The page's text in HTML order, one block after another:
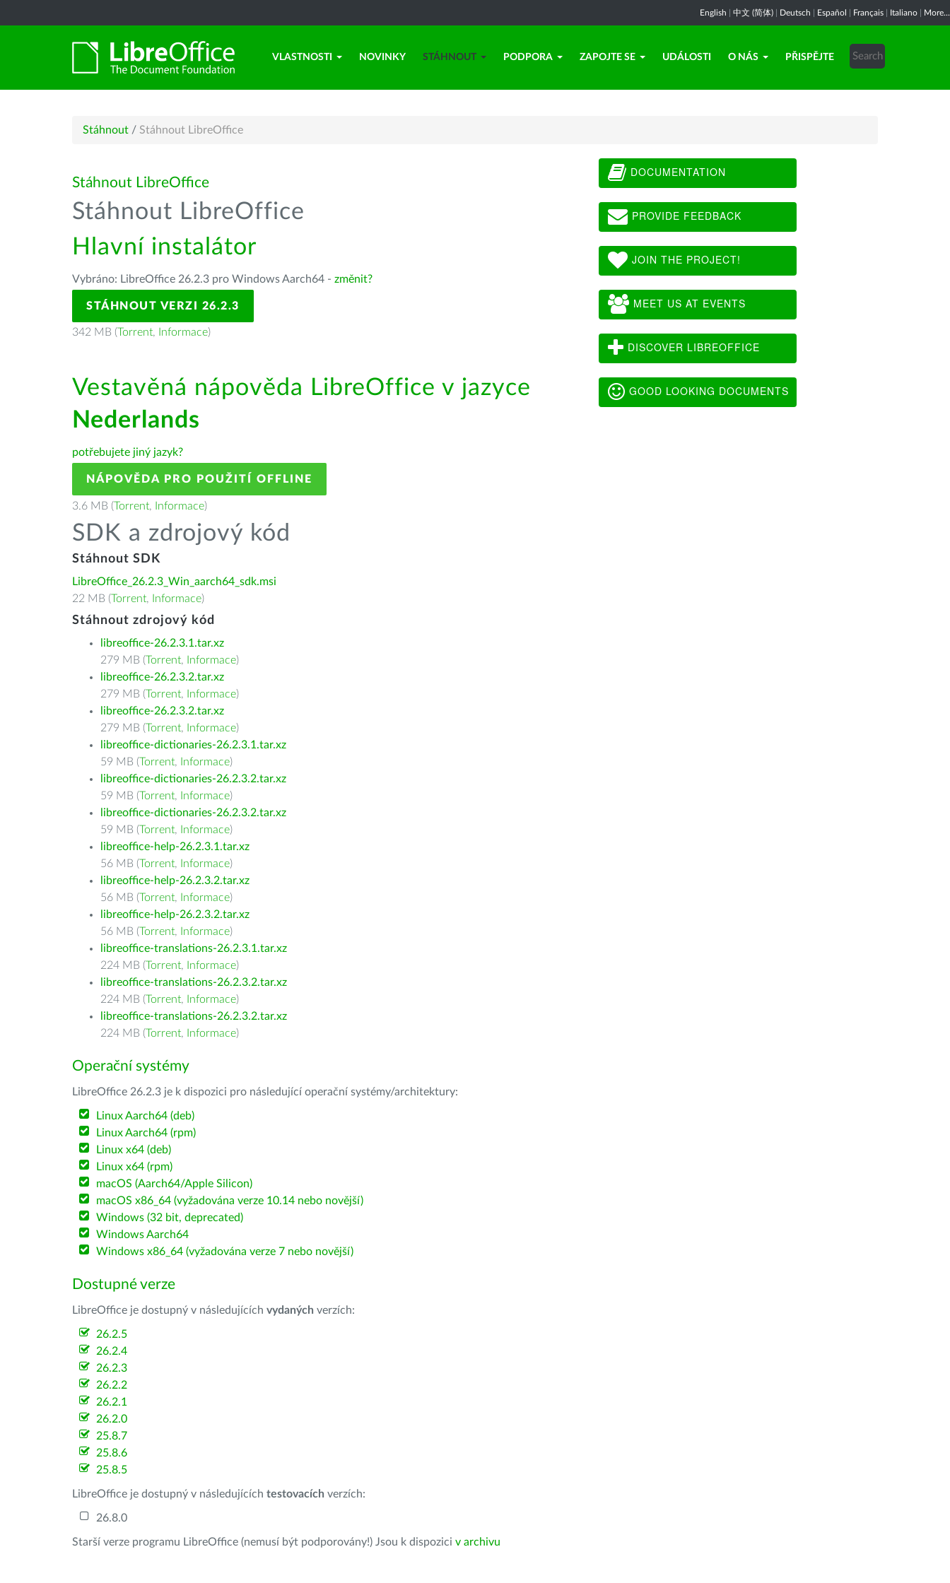
English 中文 (简体) Deutsch Español Français Italiano More...
VLASTNOSTI NOVINKY STÁHNOUT PODPORA ZAPOJTE SE UDÁLOSTI O NÁS PŘISPĚJTE
Stáhnout / Stáhnout LibreOffice
Stáhnout LibreOffice
Stáhnout LibreOffice
Hlavní instalátor
Vybráno: LibreOffice 26.2.3 pro Windows Aarch64 - změnit?
STÁHNOUT VERZI 26.2.3
342 MB (Torrent, Informace)
Vestavěná nápověda LibreOffice v jazyce
Nederlands
potřebujete jiný jazyk?
NÁPOVĚDA PRO POUŽITÍ OFFLINE
3.6 MB (Torrent, Informace)
SDK a zdrojový kód
Stáhnout SDK
LibreOffice_26.2.3_Win_aarch64_sdk.msi
22 MB (Torrent, Informace)
Stáhnout zdrojový kód
libreoffice-26.2.3.1.tar.xz
279 MB (Torrent, Informace)
libreoffice-26.2.3.2.tar.xz
279 MB (Torrent, Informace)
libreoffice-26.2.3.2.tar.xz
279 MB (Torrent, Informace)
libreoffice-dictionaries-26.2.3.1.tar.xz
59 MB (Torrent, Informace)
libreoffice-dictionaries-26.2.3.2.tar.xz
59 MB (Torrent, Informace)
libreoffice-dictionaries-26.2.3.2.tar.xz
59 MB (Torrent, Informace)
libreoffice-help-26.2.3.1.tar.xz
56 MB (Torrent, Informace)
libreoffice-help-26.2.3.2.tar.xz
56 MB (Torrent, Informace)
libreoffice-help-26.2.3.2.tar.xz
56 MB (Torrent, Informace)
libreoffice-translations-26.2.3.1.tar.xz
224 MB (Torrent, Informace)
libreoffice-translations-26.2.3.2.tar.xz
224 MB (Torrent, Informace)
libreoffice-translations-26.2.3.2.tar.xz
224 MB (Torrent, Informace)
Operační systémy
LibreOffice 26.2.3 je k dispozici pro následující operační systémy/architektury:
Linux Aarch64 (deb)
Linux Aarch64 (rpm)
Linux x64 (deb)
Linux x64 (rpm)
macOS (Aarch64/Apple Silicon)
macOS x86_64 (vyžadována verze 10.14 nebo novější)
Windows (32 bit, deprecated)
Windows Aarch64
Windows x86_64 (vyžadována verze 7 nebo novější)
Dostupné verze
LibreOffice je dostupný v následujících vydaných verzích:
26.2.5
26.2.4
26.2.3
26.2.2
26.2.1
26.2.0
25.8.7
25.8.6
25.8.5
LibreOffice je dostupný v následujících testovacích verzích:
26.8.0
Starší verze programu LibreOffice (nemusí být podporovány!) Jsou k dispozici v archivu
DOCUMENTATION
PROVIDE FEEDBACK
JOIN THE PROJECT!
MEET US AT EVENTS
DISCOVER LIBREOFFICE
GOOD LOOKING DOCUMENTS